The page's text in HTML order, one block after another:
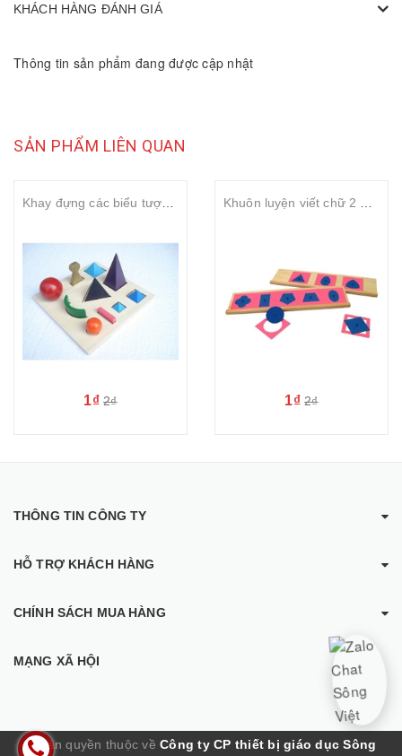
KHÁCH HÀNG ĐÁNH GIÁ
Thông tin sản phẩm đang được cập nhật
SẢN PHẨM LIÊN QUAN
1₫ 2₫ 1₫ 2₫
THÔNG TIN CÔNG TY
HỖ TRỢ KHÁCH HÀNG
CHÍNH SÁCH MUA HÀNG
MẠNG XÃ HỘI
© Bản quyền thuộc về Công ty CP thiết bị giáo dục Sông